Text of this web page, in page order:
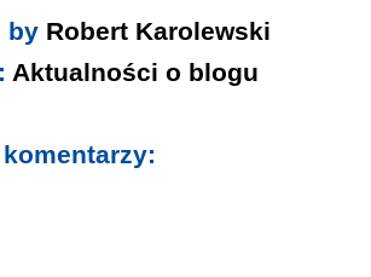
by Robert Karolewski
Aktualności o blogu